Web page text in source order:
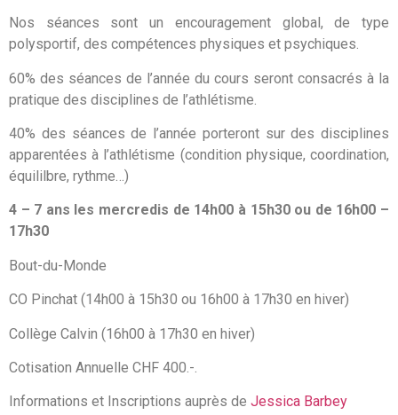
Nos séances sont un encouragement global, de type
polysportif, des compétences physiques et psychiques.
60% des séances de l’année du cours seront consacrés à la
pratique des disciplines de l’athlétisme.
40% des séances de l’année porteront sur des disciplines
apparentées à l’athlétisme (condition physique, coordination,
équililbre, rythme…)
4 – 7 ans les mercredis de 14h00 à 15h30 ou de 16h00 –
17h30
Bout-du-Monde
CO Pinchat (14h00 à 15h30 ou 16h00 à 17h30 en hiver)
Collège Calvin (16h00 à 17h30 en hiver)
Cotisation Annuelle CHF 400.-.
Informations et Inscriptions auprès de Jessica Barbey